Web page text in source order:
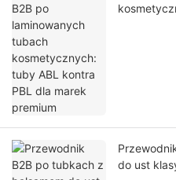
do ust